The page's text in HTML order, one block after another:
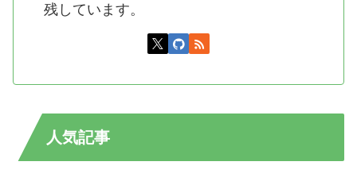
残しています。
人気記事